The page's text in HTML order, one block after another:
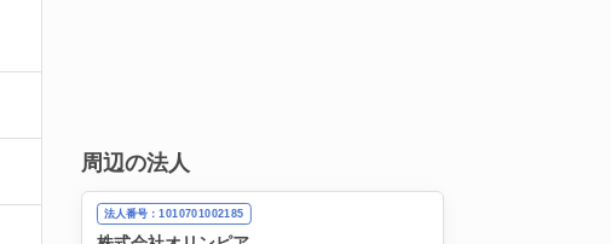
周辺の法人
法人番号：1010701002185